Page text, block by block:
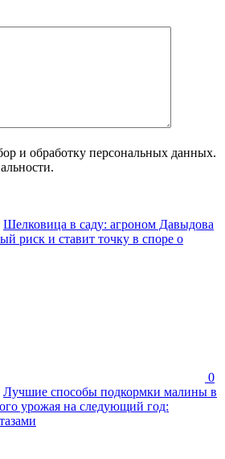
и обработку персональных данных.
Шелковица в саду: агроном Давыдова
риск и ставит точку в споре о
0
Лучшие способы подкормки малины в
урожая на следующий год: